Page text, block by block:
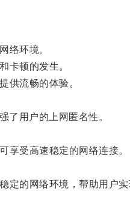
络环境。
卡顿的发生。
流畅的体验。
用户的上网匿名性。
受高速稳定的网络连接。
的网络环境，帮助用户实